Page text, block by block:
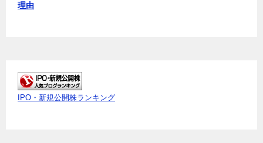
理由
IPO・新規公開株ランキング